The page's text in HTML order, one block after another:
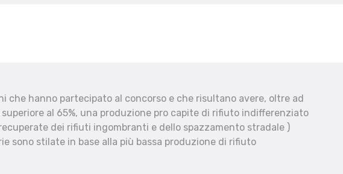
che hanno partecipato al concorso e che risultano avere, oltre ad
al 65%, una produzione pro capite di rifiuto indifferenziato
dei rifiuti ingombranti e dello spazzamento stradale )
sono stilate in base alla più bassa produzione di rifiuto